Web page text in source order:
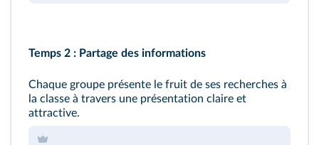
Temps 2 : Partage des informations
Chaque groupe présente le fruit de ses recherches à
la classe à travers une présentation claire et
attractive.